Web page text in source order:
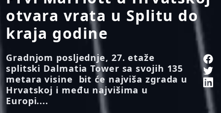
otvara vrata u Splitu do
kraja godine
Gradnjom posljednje, 27. etaže
splitski Dalmatia Tower sa svojih 135
metara visine bit će najviša zgrada u
Hrvatskoj i među najvišima u
Europi....